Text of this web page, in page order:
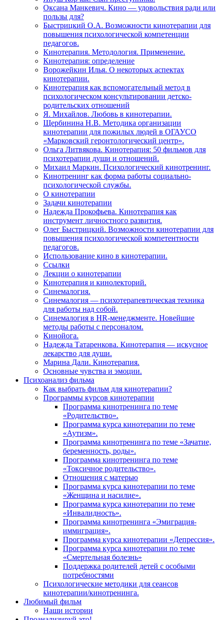
Оксана Манкевич. Кино — удовольствия ради или
пользы для?
Быстрицкий О.А. Возможности кинотерапии для
повышения психологической компетенции
педагогов.
Кинотерапия. Методология. Применение.
Кинотерапия: определение
Ворожейкин Илья. О некоторых аспектах
кинотерапии.
Кинотерапия как вспомогательный метод в
психологическом консультировании детско-
родительских отношений
Я. Михайлов. Любовь в кинотерапии.
Щербинина Н.В. Методика организации
кинотерапии для пожилых людей в ОГАУСО
«Марковский геронтологический центр».
Ольга Литвякова. Кинотерапия: 50 фильмов для
психотерапии души и отношений.
Михаил Маркин. Психологический кинотренинг.
Кинотренинг как форма работы социально-
психологической службы.
О кинотерапии
Задачи кинотерапии
Надежда Прокофьева. Кинотерапия как
инструмент личностного развития.
Олег Быстрицкий. Возможности кинотерапии для
повышения психологической компетентности
педагогов.
Использование кино в кинотерапии.
Ссылки
Лекции о кинотерапии
Кинотерапия и кинолекторий.
Синемалогия.
Синемалогия — психотерапевтическая техника
для работы над собой.
Синемалогия в HR-менеджменте. Новейшие
методы работы с персоналом.
Кинойога.
Надежда Татаренкова. Кинотерапия — искусное
лекарство для души.
Марина Дали. Кинотерапия.
Основные чувства и эмоции.
Психоанализ фильма
Как выбрать фильм для кинотерапии?
Программы курсов кинотерапии
Программа кинотренинга по теме
«Родительство».
Программа курса кинотерапии по теме
«Аутизм».
Программа кинотренинга по теме «Зачатие,
беременность, роды».
Программа кинотренинга по теме
«Токсичное родительство».
Отношения с матерью
Программа курса кинотерапии по теме
«Женщина и насилие».
Программа курса кинотерапии по теме
«Инвалидность».
Программа кинотренинга «Эмиграция-
иммиграция».
Программа курса кинотерапии «Депрессия».
Программа курса кинотерапии по теме
«Смертельная болезнь»
Поддержка родителей детей с особыми
потребностями
Психологические методики для сеансов
кинотерапии/кинотренинга.
Любимый фильм
Наши истории